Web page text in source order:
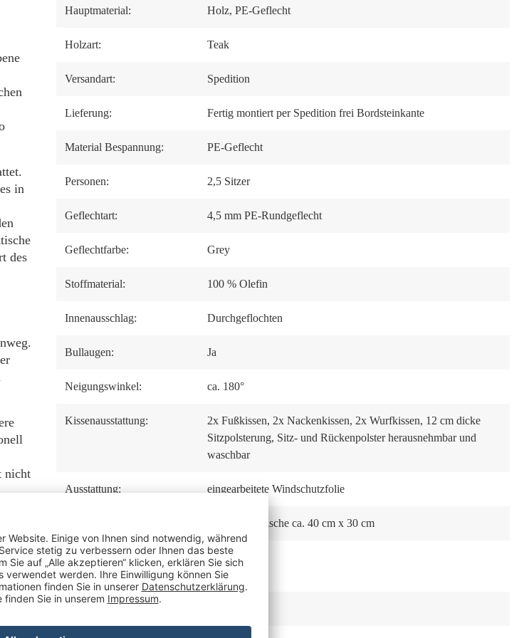
in
des
nicht
Hauptmaterial: Holz, PE-Geflecht
Holzart: Teak
Versandart: Spedition
Lieferung: Fertig montiert per Spedition frei Bordsteinkante
Material Bespannung: PE-Geflecht
Personen: 2,5 Sitzer
Geflechtart: 4,5 mm PE-Rundgeflecht
Geflechtfarbe: Grey
Stoffmaterial: 100 % Olefin
Innenausschlag: Durchgeflochten
Bullaugen: Ja
Neigungswinkel: ca. 180°
Kissenausstattung: 2x Fußkissen, 2x Nackenkissen, 2x Wurfkissen, 12 cm dicke
Sitzpolsterung, Sitz- und Rückenpolster herausnehmbar und
waschbar
Ausstattung: eingearbeitete Windschutzfolie
2x Schwenktische ca. 40 cm x 30 cm
Staufach unter der
Sitzbank:
Nein